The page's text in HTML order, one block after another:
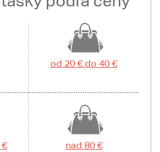
od 20 € do 40 €
nad 80 €